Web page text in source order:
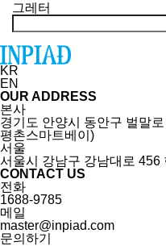
그레터
KR
EN
OUR ADDRESS
본사
경기도 안양시 동안구 벌말
평촌스마트베이)
서울
서울시 강남구 강남대로 456
CONTACT US
전화
1688-9785
메일
master@inpiad.com
문의하기